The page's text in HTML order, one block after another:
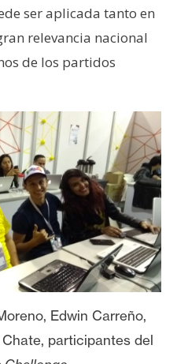
ser aplicada tanto en
relevancia nacional
de los partidos
Edwin Carreño,
participantes del